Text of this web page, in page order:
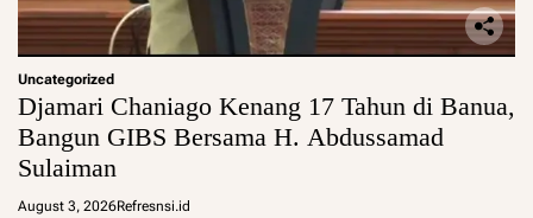
Uncategorized
Djamari Chaniago Kenang 17 Tahun di Banua,
Bangun GIBS Bersama H. Abdussamad
Sulaiman
August 3, 2026Refresnsi.id